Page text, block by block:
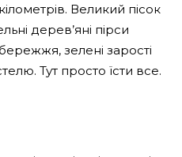
Великий пісок
дерев’яні пірси
зелені зарості
Тут просто їсти все.